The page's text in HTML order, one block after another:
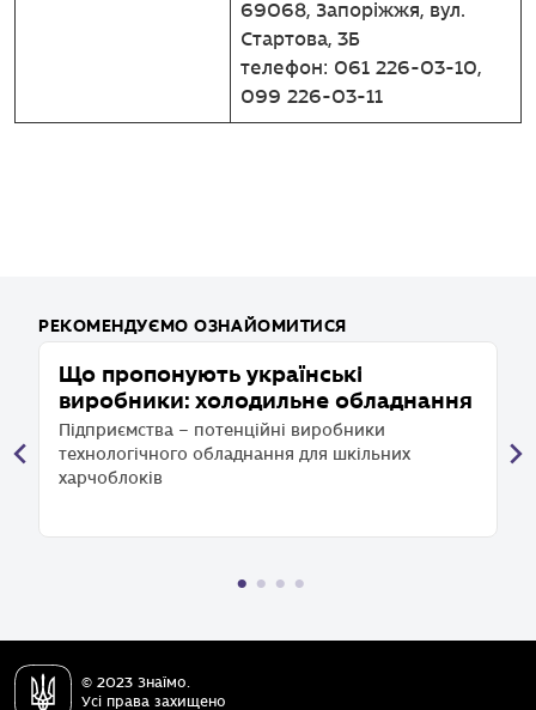
69068, Запоріжжя, вул.
Стартова, 3Б
телефон: 061 226-03-10,
099 226-03-11
РЕКОМЕНДУЄМО ОЗНАЙОМИТИСЯ
Що пропонують українські
виробники: холодильне обладнання
Підприємства – потенційні виробники
технологічного обладнання для шкільних
харчоблоків
© 2023 Знаїмо.
Усі права захищено